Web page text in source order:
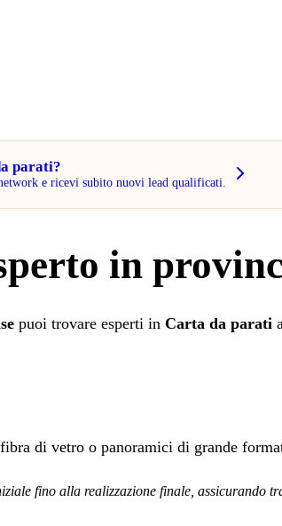
parati?
e ricevi subito nuovi lead qualificati.
in
puoi trovare esperti in Carta da parati
di vetro o panoramici di grande
fino alla realizzazione finale, assicurando